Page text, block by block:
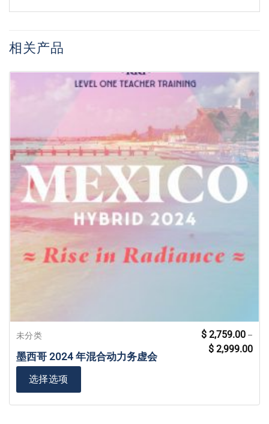
相关产品
未分类
墨西哥 2024 年混合动力务虚会
$ 2,759.00 –
$ 2,999.00价
格
选择选项
本
品